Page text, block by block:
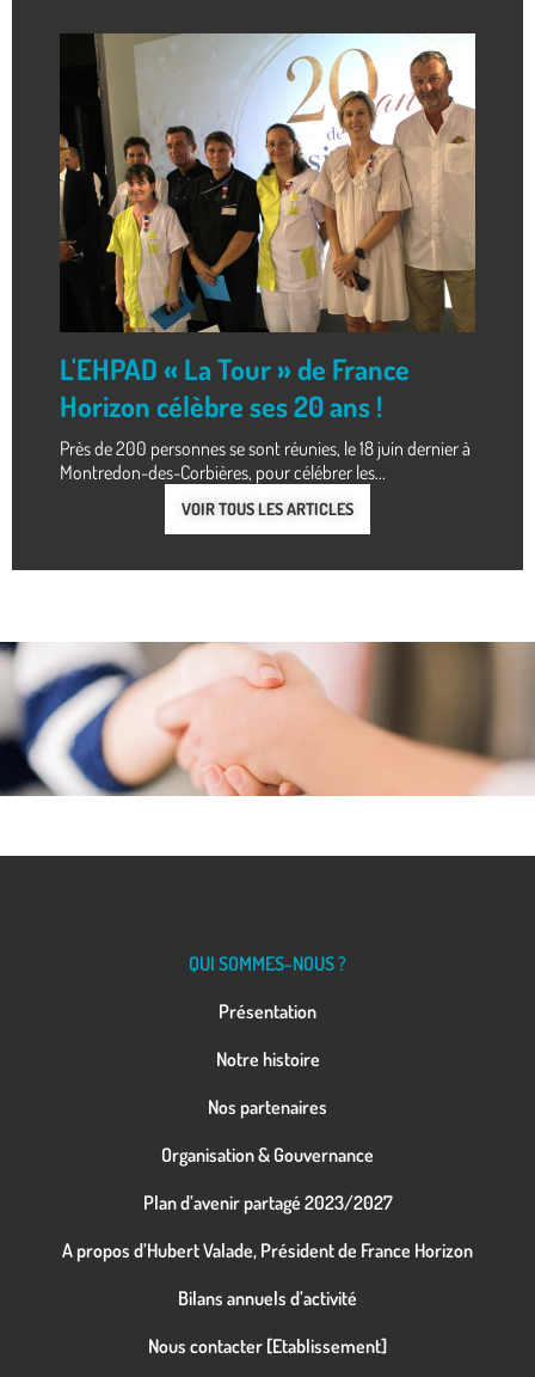
L'EHPAD « La Tour » de France
Horizon célèbre ses 20 ans !
Près de 200 personnes se sont réunies, le 18 juin dernier à
Montredon-des-Corbières, pour célébrer les...
VOIR TOUS LES ARTICLES
QUI SOMMES-NOUS ?
Présentation
Notre histoire
Nos partenaires
Organisation & Gouvernance
Plan d’avenir partagé 2023/2027
A propos d’Hubert Valade, Président de France Horizon
Bilans annuels d’activité
Nous contacter [Etablissement]